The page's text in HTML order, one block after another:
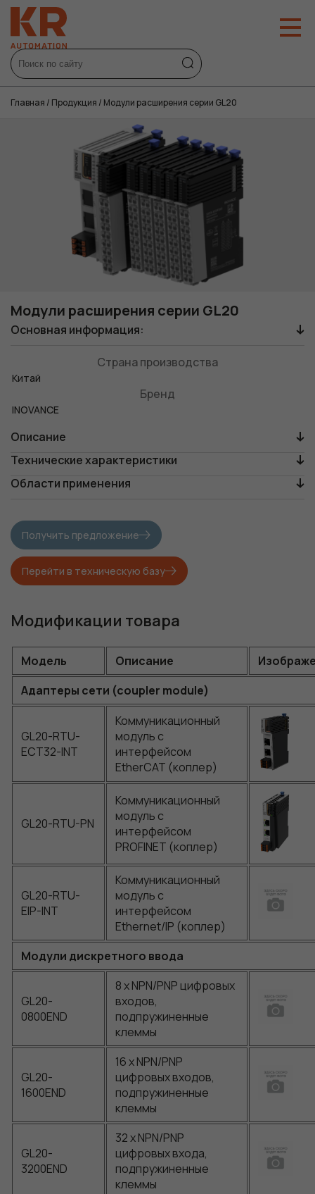
Главная / Продукция / Модули расширения серии GL20
Модули расширения серии GL20
Основная информация:
Страна производства
Китай
Бренд
INOVANCE
Описание
Технические характеристики
Области применения
Получить предложение
Перейти в техническую базу
Модификации товара
Модель Описание
Адаптеры сети (coupler module)
GL20-RTU-
ECT32-INT
Коммуникационный
модуль с
интерфейсом
EtherCAT (коплер)
GL20-RTU-PN
Коммуникационный
модуль с
интерфейсом
PROFINET (коплер)
GL20-RTU-
EIP-INT
Коммуникационный
модуль с
интерфейсом
Ethernet/IP (коплер)
Модули дискретного ввода
GL20-
0800END
8 x NPN/PNP цифровых
входов,
подпружиненные
клеммы
GL20-
1600END
16 x NPN/PNP
цифровых входов,
подпружиненные
клеммы
GL20-
3200END
32 x NPN/PNP
цифровых входа,
подпружиненные
клеммы